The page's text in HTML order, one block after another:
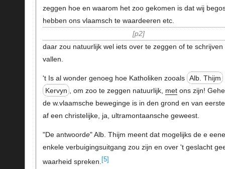
zeggen hoe en waarom het zoo gekomen is dat wij
hebben ons vlaamsch te waardeeren etc.
p2
daar zou natuurlijk wel iets over te zeggen of te schrijven
vallen.
't Is al wonder genoeg hoe Katholiken zooals Alb. Thijm
Kervyn
, om zoo te zeggen natuurlijk, met ons zijn!
de w.vlaamsche beweginge is in den grond en van
af een christelijke, ja, ultramontaansche geweest.
"De antwoorde" Alb. Thijm meent dat mogelijks de e eene
enkele verbuigingsuitgang zou zijn en over 't geslacht
waarheid spreken. [5]